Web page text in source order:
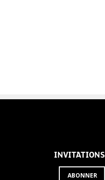
INVITATIONS
ABONNER